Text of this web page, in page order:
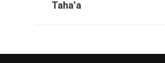
commentaire
précédent
Taha’a